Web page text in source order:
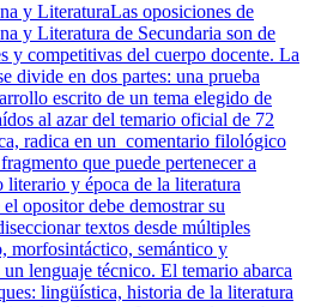
y LiteraturaLas oposiciones de
y Literatura de Secundaria son de
y competitivas del cuerpo docente. La
divide en dos partes: una prueba
escrito de un tema elegido de
al azar del temario oficial de 72
radica en un comentario filológico
que puede pertenecer a
literario y época de la literatura
opositor debe demostrar su
textos desde múltiples
morfosintáctico, semántico y
lenguaje técnico. El temario abarca
lingüística, historia de la literatura